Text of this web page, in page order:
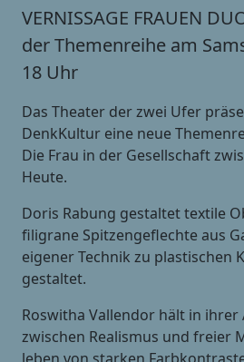
VERNISSAGE FRAUEN
der Themenreihe am
18 Uhr
Das Theater der zwei Ufer
DenkKultur eine neue
Die Frau in der Gesellschaft
Heute.
Doris Rabung gestaltet textile
filigrane Spitzengeflechte aus
eigener Technik zu plastischen
gestaltet.
Roswitha Vallendor hält in ihrer
zwischen Realismus und freier